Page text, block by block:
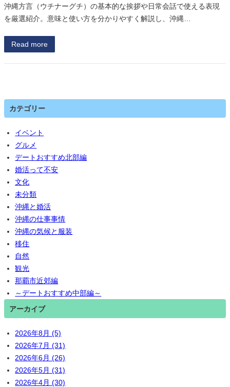
沖縄方言（ウチナーグチ）の基本的な挨拶や日常会話で使える表現
を厳選紹介。意味と使い方を分かりやすく解説し、沖縄…
Read more
カテゴリー
イベント
グルメ
デートおすすめ北部編
婚活って不安
文化
未分類
沖縄と婚活
沖縄の仕事事情
沖縄の気候と服装
移住
自然
観光
那覇市近郊編
～デートおすすめ中部編～
アーカイブ
2026年8月 (5)
2026年7月 (31)
2026年6月 (26)
2026年5月 (31)
2026年4月 (30)